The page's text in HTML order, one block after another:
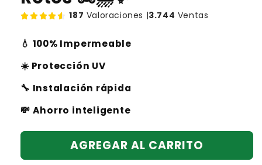
187 Valoraciones |3.744 Ventas
💧 100% Impermeable
☀️ Protección UV
🔧 Instalación rápida
💸 Ahorro inteligente
AGREGAR AL CARRITO